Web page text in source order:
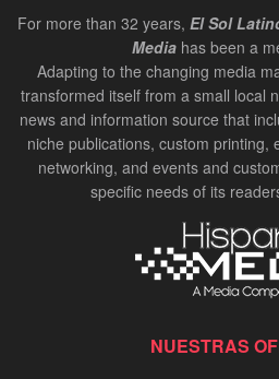
For more than 32 years, El Sol
Media has been a
Adapting to the changing media
transformed itself from a small local
news and information source that
niche publications, custom printing,
networking, and events and
specific needs of its
NUESTRAS